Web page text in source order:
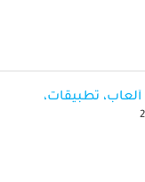
ألعاب، تطبيقات،